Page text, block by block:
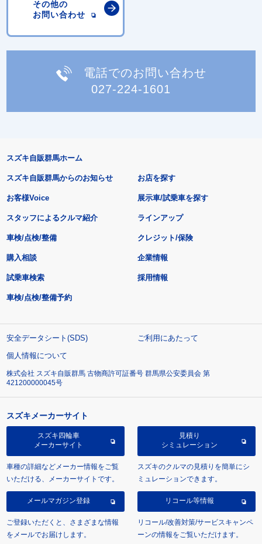
その他の
お問い合わせ
電話でのお問い合わせ
027-224-1601
スズキ自販群馬ホーム
スズキ自販群馬からのお知らせ
お客様Voice
スタッフによるクルマ紹介
お店を探す
展示車/試乗車を探す
ラインアップ
車検/点検/整備 クレジット/保険
購入相談
試乗車検索
車検/点検/整備予約
企業情報
採用情報
安全データシート(SDS)
ご利用にあたって
個人情報について
株式会社 スズキ自販群馬 古物商許可証番号 群馬県公安委員会 第
421200000045号
スズキメーカーサイト
スズキ四輪車
メーカーサイト
車種の詳細などメーカー情報をご覧
いただける、メーカーサイトです。
見積り
シミュレーション
スズキのクルマの見積りを簡単にシ
ミュレーションできます。
メールマガジン登録
ご登録いただくと、さまざまな情報
をメールでお届けします。
リコール等情報
リコール/改善対策/サービスキャンペ
ーンの情報をご覧いただけます。